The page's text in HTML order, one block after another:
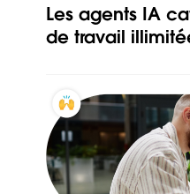
Les agents IA
de travail